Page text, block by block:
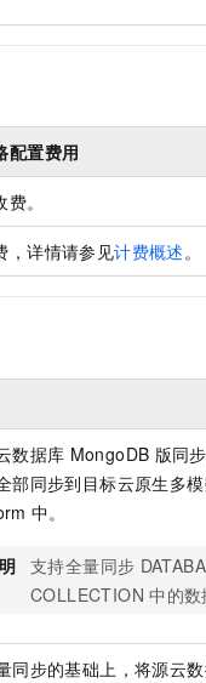
配置费用
。
，详情请参见计费概述。
数据库 MongoDB 版同
部同步到目标云原生多
中。
支持全量同步
COLLECTION 中的数
同步的基础上，将源云